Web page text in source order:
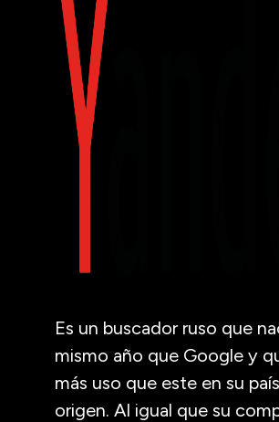
Es un buscador ruso que
mismo año que Google y
más uso que este en su
origen. Al igual que su